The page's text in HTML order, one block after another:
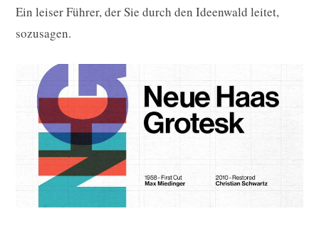
Ein leiser Führer, der Sie durch den Ideenwald leitet,
sozusagen.